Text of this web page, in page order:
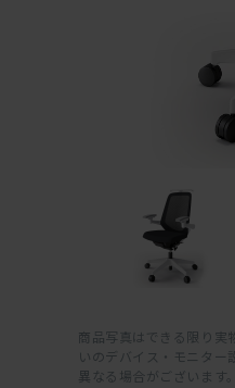
商品写真はできる限り実
いのデバイス・モニター
異なる場合がございます。